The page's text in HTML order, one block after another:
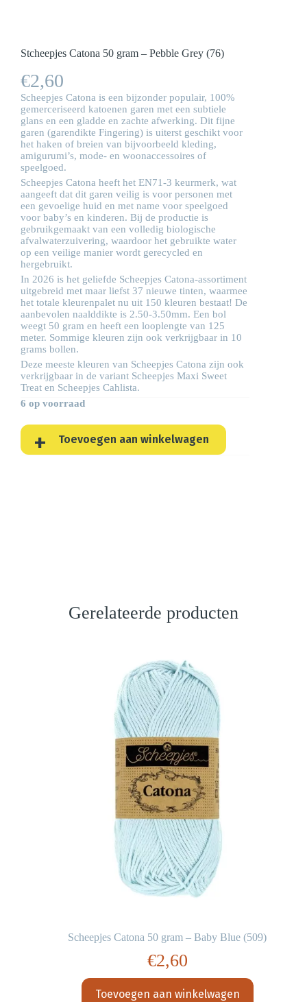
Stcheepjes Catona 50 gram – Pebble Grey (76)
€2,60
Scheepjes Catona is een bijzonder populair, 100%
gemerceriseerd katoenen garen met een subtiele
glans en een gladde en zachte afwerking. Dit fijne
garen (garendikte Fingering) is uiterst geschikt voor
het haken of breien van bijvoorbeeld kleding,
amigurumi’s, mode- en woonaccessoires of
speelgoed.
Scheepjes Catona heeft het EN71-3 keurmerk, wat
aangeeft dat dit garen veilig is voor personen met
een gevoelige huid en met name voor speelgoed
voor baby’s en kinderen. Bij de productie is
gebruikgemaakt van een volledig biologische
afvalwaterzuivering, waardoor het gebruikte water
op een veilige manier wordt gerecycled en
hergebruikt.
In 2026 is het geliefde Scheepjes Catona-assortiment
uitgebreid met maar liefst 37 nieuwe tinten, waarmee
het totale kleurenpalet nu uit 150 kleuren bestaat! De
aanbevolen naalddikte is 2.50-3.50mm. Een bol
weegt 50 gram en heeft een looplengte van 125
meter. Sommige kleuren zijn ook verkrijgbaar in 10
grams bollen.
Deze meeste kleuren van Scheepjes Catona zijn ook
verkrijgbaar in de variant Scheepjes Maxi Sweet
Treat en Scheepjes Cahlista.
6 op voorraad
Toevoegen aan winkelwagen
Gerelateerde producten
Scheepjes Catona 50 gram – Baby Blue (509)
€2,60
Toevoegen aan winkelwagen